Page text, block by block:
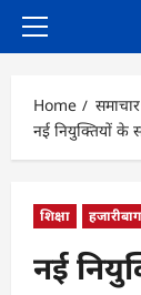
Primary
Home समाचार
नई नियुक्तियों के
शिक्षा हजारीबाग
नई